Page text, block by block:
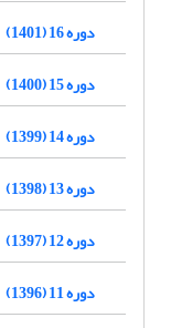
دوره 16 (1401)
دوره 15 (1400)
دوره 14 (1399)
دوره 13 (1398)
دوره 12 (1397)
دوره 11 (1396)